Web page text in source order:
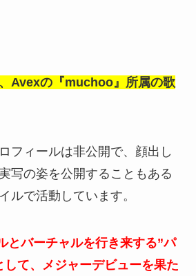
Avexの『muchoo』所属の歌
フィールは非公開で、顔出し
写の姿を公開することもある
ルで活動しています。
とバーチャルを行き来する”パ
して、メジャーデビューを果た